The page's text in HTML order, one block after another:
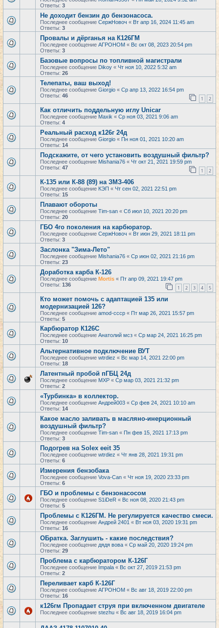
Ответы: 3
Не доходит бензин до бензонасоса.
Последнее сообщение СержНовоч « Вт апр 16, 2024 11:45 am
Ответы: 3
Провалы и дёрганья на К126ГМ
Последнее сообщение АГРОНОМ « Вс окт 08, 2023 20:54 pm
Ответы: 3
Базовые вопросы по топливной магистрали
Последнее сообщение Dikoy « Чт ноя 10, 2022 5:32 am
Ответы: 26
Телепаты, ваш выход!
Последнее сообщение Giorgio « Ср апр 13, 2022 16:54 pm
Ответы: 46 1 2
Как отличить поддельную иглу Unicar
Последнее сообщение Maxik « Ср ноя 03, 2021 9:06 am
Ответы: 4
Реальный расход к126г 24д
Последнее сообщение Giorgio « Пн ноя 01, 2021 10:20 am
Ответы: 14
Подскажите, от чего установить воздушный фильтр?
Последнее сообщение Mishania76 « Чт окт 21, 2021 19:59 pm
Ответы: 47 1 2
К-135 или К-88 (89) на ЗМЗ-406
Последнее сообщение КЭП « Чт сен 02, 2021 22:51 pm
Ответы: 15
Плавают обороты
Последнее сообщение Tim-san « Сб июл 10, 2021 20:20 pm
Ответы: 20
ГБО 4го поколения на карбюратор.
Последнее сообщение СержНовоч « Вт июн 29, 2021 18:11 pm
Ответы: 3
Заслонка "Зима-Лето"
Последнее сообщение Mishania76 « Ср июн 02, 2021 21:16 pm
Ответы: 23
Доработка карба К-126
Последнее сообщение Mortis « Пт апр 09, 2021 19:47 pm
Ответы: 136 1 2 3 4 5
Кто может помочь с адаптацией 135 или
модернизацией 126?
Последнее сообщение amod-cccp « Пт мар 26, 2021 15:57 pm
Ответы: 5
Карбюратор К126С
Последнее сообщение Анатолий мсз « Ср мар 24, 2021 16:25 pm
Ответы: 10
Альтернативное подключение ВУТ
Последнее сообщение wtrdiez « Вс мар 14, 2021 22:00 pm
Ответы: 18
Латентный пробой пГБЦ 24д
Последнее сообщение MXP « Ср мар 03, 2021 21:32 pm
Ответы: 2
«Турбинка» в коллектор.
Последнее сообщение Андрей003 « Ср фев 24, 2021 10:10 am
Ответы: 14
Какое масло заливать в масляно-инерционный
воздушный фильтр?
Последнее сообщение Tim-san « Пн фев 15, 2021 17:13 pm
Ответы: 3
Подогрев на Solex eeit 35
Последнее сообщение wtrdiez « Чт янв 28, 2021 19:31 pm
Ответы: 6
Измерения бензобака
Последнее сообщение Vova-Can « Чт ноя 19, 2020 23:33 pm
Ответы: 6
ГБО и проблемы с бензонасосом
Последнее сообщение S1iDeR « Вс ноя 08, 2020 21:43 pm
Ответы: 5
Проблемы с К126ГМ. Не регулируется качество смеси.
Последнее сообщение Андрей 2401 « Вт ноя 03, 2020 19:31 pm
Ответы: 16
ОБратка. Заглушить - какие последствия?
Последнее сообщение дядя вова « Ср май 20, 2020 19:24 pm
Ответы: 29
Проблема с карбюратором К-126Г
Последнее сообщение Impala « Вс окт 27, 2019 21:53 pm
Ответы: 2
Переливает карб К-126Г
Последнее сообщение АГРОНОМ « Вс авг 18, 2019 22:00 pm
Ответы: 16
к126гм Пропадает струя при включенном двигателе
Последнее сообщение stezhu « Вс авг 18, 2019 16:04 pm